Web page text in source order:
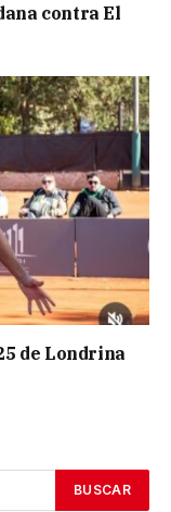
contra El
de Londrina